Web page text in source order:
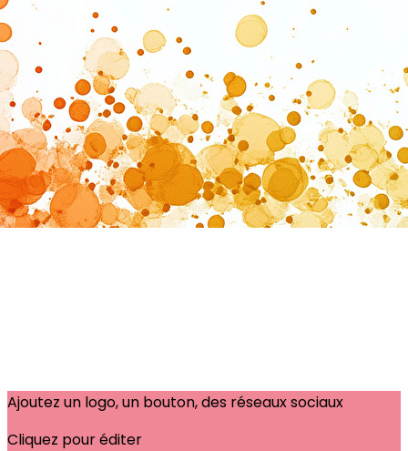
Exporter les lignes sélectionnées
Exporter toutes les colonnes
Exporter uniquement les colonnes affichées
Menu
?>
Images de la page d'accueil
Cliquez pour éditer
Ajoutez un logo, un bouton, des réseaux sociaux
Cliquez pour éditer